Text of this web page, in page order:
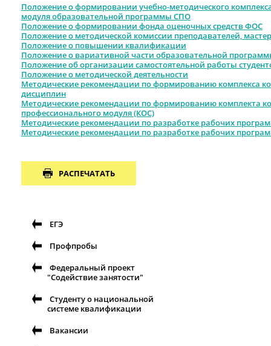
Положение о формировании учебно-методического
модуля образовательной программы СПО
Положение о формировании фонда оценочных средствФОС
Положение о методической комиссии преподавателей,
Положение о повышении квалификации
Положение о вариативной части образовательной
Положение об организации самостоятельной работы
Положение о методической деятельности
Методические рекомендации по формированию комплекса
дисциплин
Методические рекомендации по формированию комплекта
профессионального модуля (КОС)
Методические рекомендации по разработке рабочих
Методические рекомендации по разработке рабочих
РАСПЕЧАТАТЬ
ЕГЭ
Профпробы
Федеральный проект
"Содействие занятости"
Студенту о национальной
системе квалификации
Вакансии